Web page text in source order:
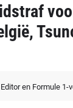
en Formule 1-